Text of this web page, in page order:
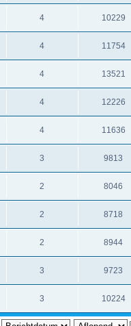
4 10229
4 11754
4 13521
4 12226
4 11636
3 9813
2 8046
2 8718
2 8944
3 9723
3 10224